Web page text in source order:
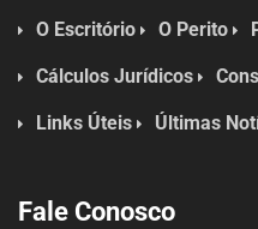
O Escritório O Perito
Cálculos Jurídicos
Links Úteis Últimas
Fale Conosco